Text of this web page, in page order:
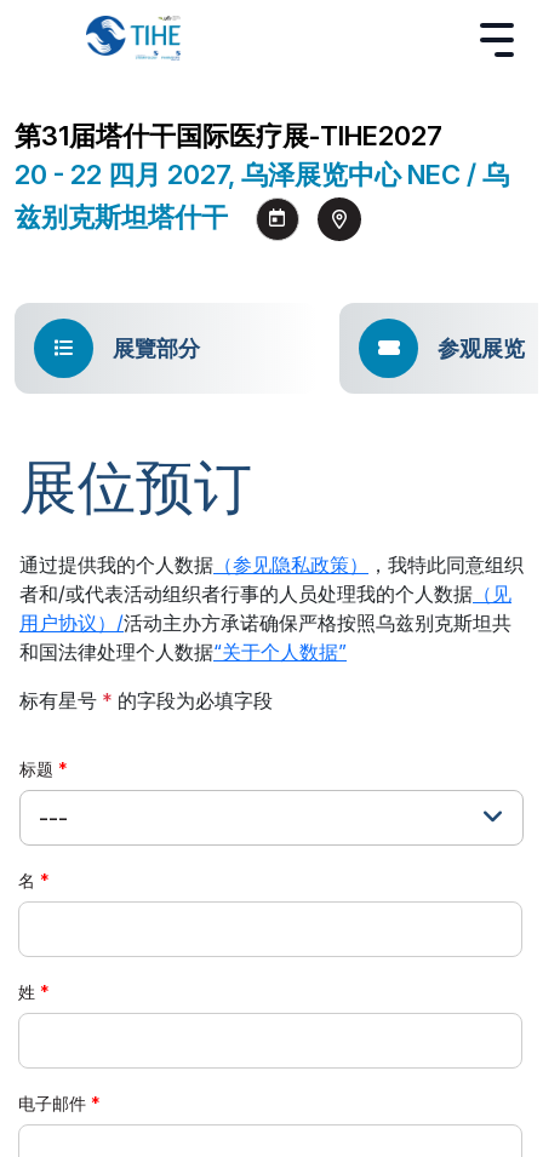
第31届塔什干国际医疗展-TIHE2027
20 - 22 四月 2027, 乌泽展览中心 NEC / 乌
兹别克斯坦塔什干
展覽部分 参观展览
展位预订
通过提供我的个人数据 （参见隐私政策）
，我特此同意组织
者和/或代表活动组织者行事的人员处理我的个人数据 （见
用户协议）/活动主办方承诺确保严格按照乌兹别克斯坦共
和国法律处理个人数据“关于个人数据”
标有星号 * 的字段为必填字段
标题
---
名
姓
电子邮件